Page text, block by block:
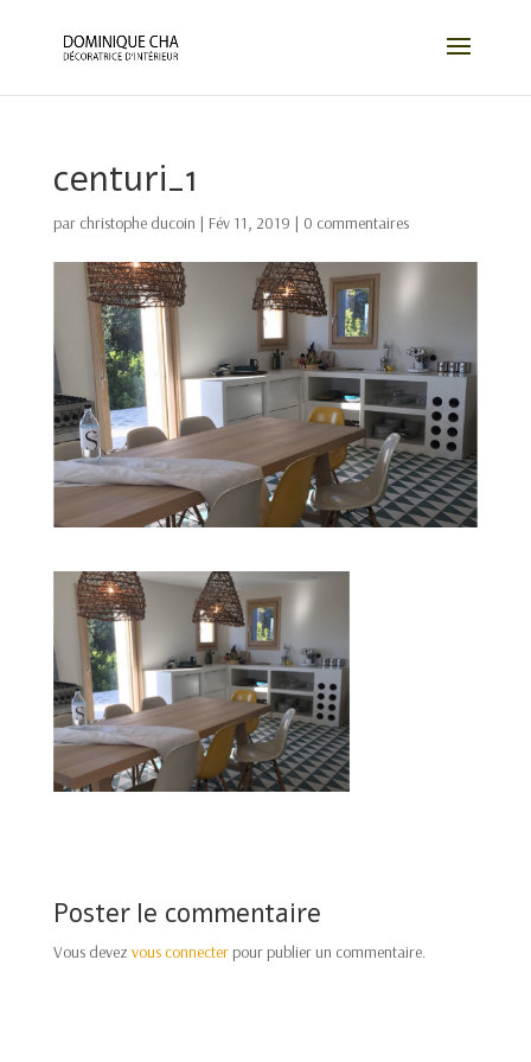
centuri_1
par christophe ducoin | Fév 11, 2019 | 0 commentaires
Poster le commentaire
Vous devez vous connecterpour publier un commentaire.